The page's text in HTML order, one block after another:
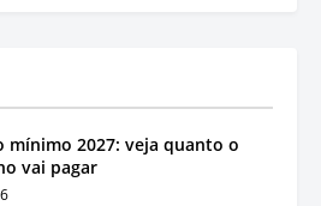
mínimo 2027: veja quanto o
vai pagar